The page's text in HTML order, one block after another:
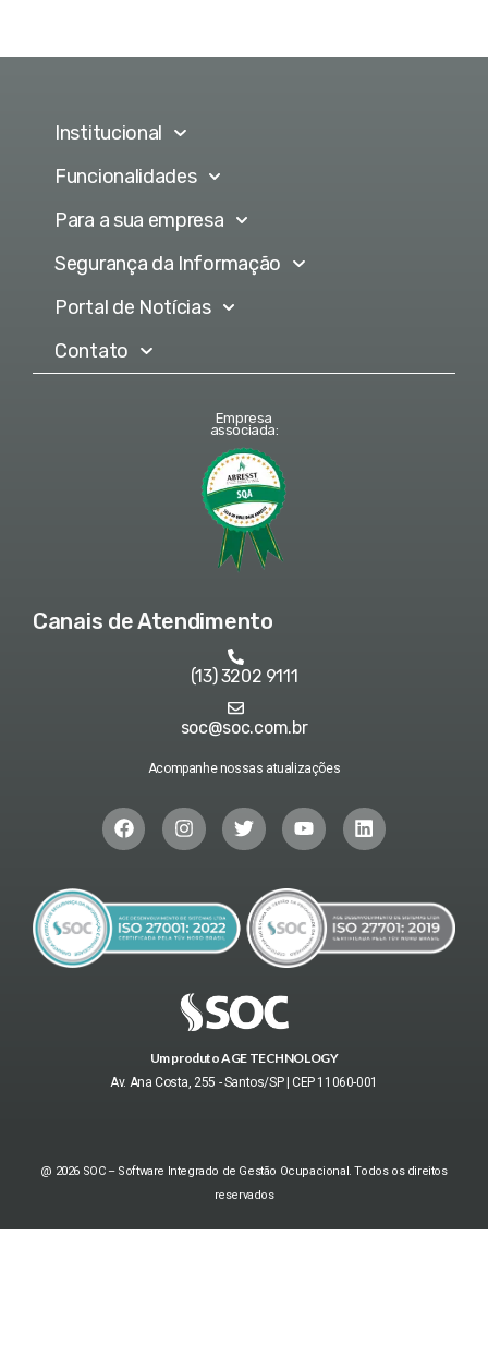
Institucional
Funcionalidades
Para a sua empresa
Segurança da Informação
Portal de Notícias
Contato
Empresa
associada:
Canais de Atendimento
(13) 3202 9111
soc@soc.com.br
Acompanhe nossas atualizações
Um produto AGE TECHNOLOGY
Av. Ana Costa, 255 - Santos/SP | CEP 11060-001
@ 2026 SOC – Software Integrado de Gestão Ocupacional. Todos os direitos
reservados